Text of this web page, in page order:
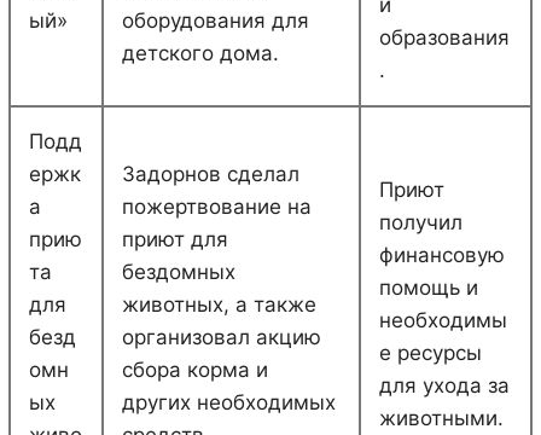
ый»
оборудования для
детского дома.
образования
.
Подд
ержк
а
прию
та
для
безд
омн
ых
Задорнов сделал
пожертвование на
приют для
бездомных
животных, а также
организовал акцию
сбора корма и
других необходимых
Приют
получил
финансовую
помощь и
необходимы
е ресурсы
для ухода за
животными.